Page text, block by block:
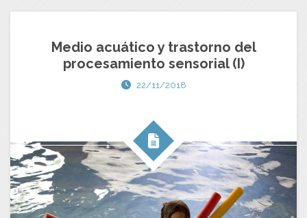
Medio acuático y trastorno del
procesamiento sensorial (I)
22/11/2018